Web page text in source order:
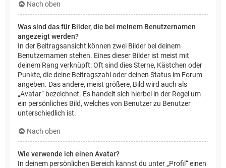
Nach oben
Was sind das für Bilder, die bei meinem Benutzernamen
angezeigt werden?
In der Beitragsansicht können zwei Bilder bei deinem
Benutzernamen stehen. Eines dieser Bilder ist meist mit
deinem Rang verknüpft: Oft sind dies Sterne, Kästchen oder
Punkte, die deine Beitragszahl oder deinen Status im Forum
angeben. Das andere, meist größere, Bild wird auch als
„Avatar“ bezeichnet. Es handelt sich hierbei in der Regel um
ein persönliches Bild, welches von Benutzer zu Benutzer
unterschiedlich ist.
Nach oben
Wie verwende ich einen Avatar?
In deinem persönlichen Bereich kannst du unter „Profil“ einen